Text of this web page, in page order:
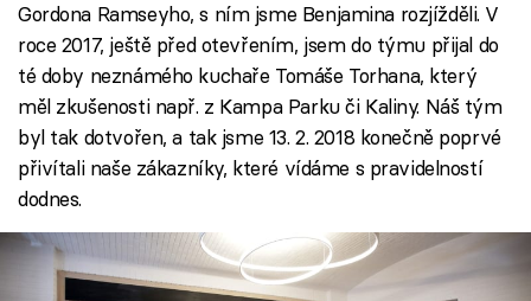
Gordona Ramseyho, s ním jsme Benjamina rozjížděli. V
roce 2017, ještě před otevřením, jsem do týmu přijal do
té doby neznámého kuchaře Tomáše Torhana, který
měl zkušenosti např. z Kampa Parku či Kaliny. Náš tým
byl tak dotvořen, a tak jsme 13. 2. 2018 konečně poprvé
přivítali naše zákazníky, které vídáme s pravidelností
dodnes.